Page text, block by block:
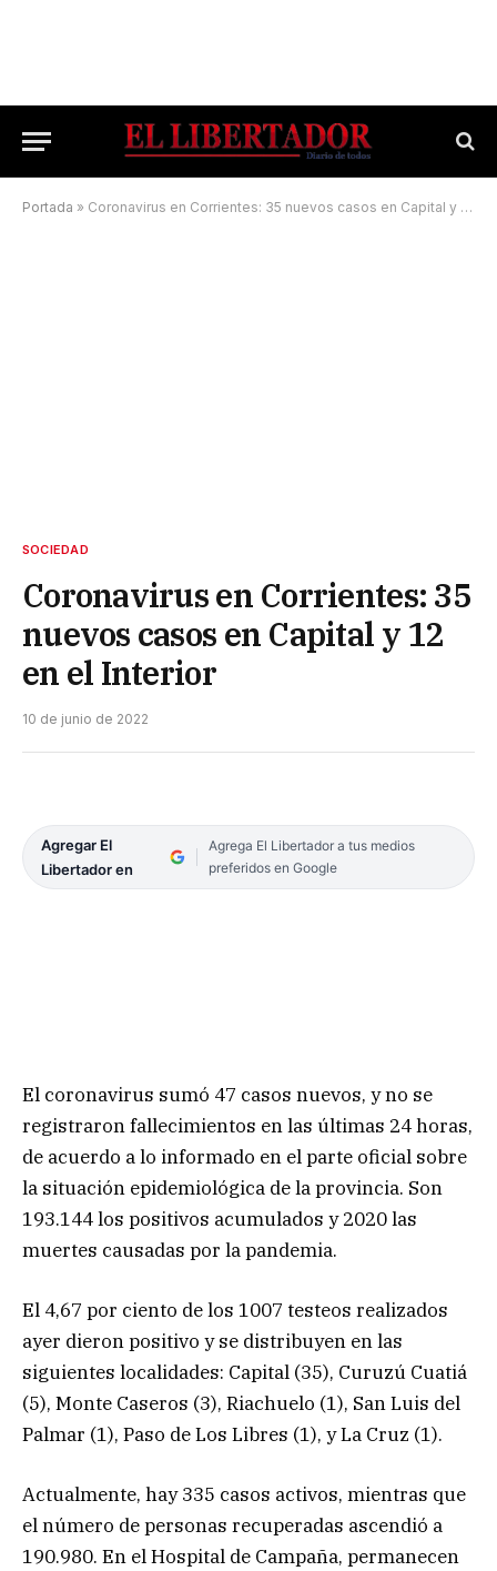
Portada » Coronavirus en Corrientes: 35 nuevos casos en Capital y 12 en el Interior
SOCIEDAD
Coronavirus en Corrientes: 35
nuevos casos en Capital y 12
en el Interior
10 de junio de 2022
Agregar El
Libertador en
Agrega El Libertador a tus medios
preferidos en Google
El coronavirus sumó 47 casos nuevos, y no se
registraron fallecimientos en las últimas 24 horas,
de acuerdo a lo informado en el parte oficial sobre
la situación epidemiológica de la provincia. Son
193.144 los positivos acumulados y 2020 las
muertes causadas por la pandemia.
El 4,67 por ciento de los 1007 testeos realizados
ayer dieron positivo y se distribuyen en las
siguientes localidades: Capital (35), Curuzú Cuatiá
(5), Monte Caseros (3), Riachuelo (1), San Luis del
Palmar (1), Paso de Los Libres (1), y La Cruz (1).
Actualmente, hay 335 casos activos, mientras que
el número de personas recuperadas ascendió a
190.980. En el Hospital de Campaña, permanecen